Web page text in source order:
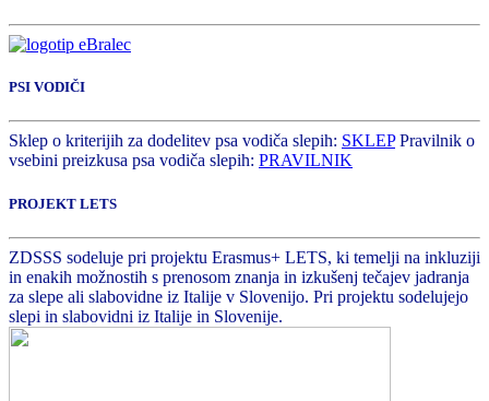
PSI VODIČI
Sklep o kriterijih za dodelitev psa vodiča slepih: SKLEPPravilnik o
vsebini preizkusa psa vodiča slepih: PRAVILNIK
PROJEKT LETS
ZDSSS sodeluje pri projektu Erasmus+ LETS, ki temelji na inkluziji
in enakih možnostih s prenosom znanja in izkušenj tečajev jadranja
za slepe ali slabovidne iz Italije v Slovenijo. Pri projektu sodelujejo
slepi in slabovidni iz Italije in Slovenije.